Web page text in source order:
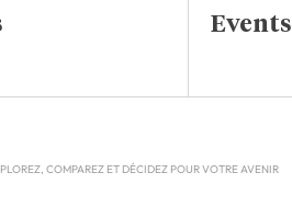
Events
COMPAREZ ET DÉCIDEZ POUR VOTRE AVENIR